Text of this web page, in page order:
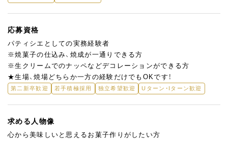
応募資格
パティシエとしての実務経験者
※焼菓子の仕込み、焼成が一通りできる方
※生クリームでのナッペなどデコレーションができる方
★生場、焼場どちらか一方の経験だけでもOKです！
第二新卒歓迎 若手積極採用 独立希望歓迎 Uターン・Iターン歓迎
求める人物像
心から美味しいと思えるお菓子作りがしたい方